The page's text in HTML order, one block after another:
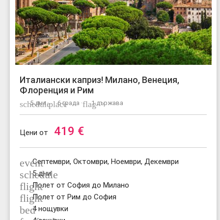
Италиански каприз! Милано, Венеция,
Флоренция и Рим
schedule
5 дни ·place6 града ·flag1 държава
Цени от 419 €
event
Септември, Октомври, Ноември, Декември
schedule
5 дни
flightПолет от София до Милано
flightПолет от Рим до София
bed4 нощувки